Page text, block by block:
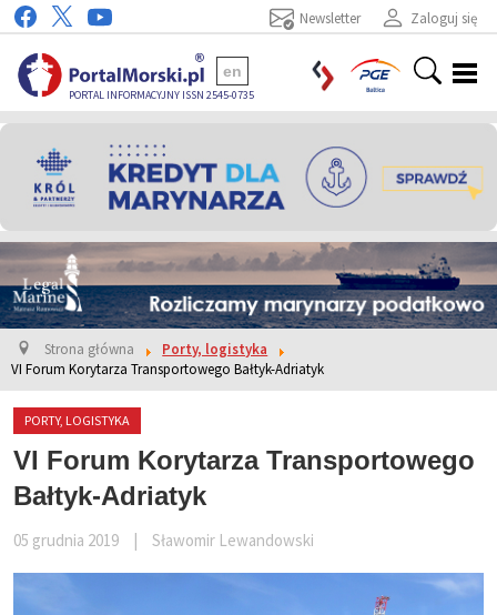
Zaloguj się
Newsletter
PORTAL INFORMACYJNY ISSN 2545-0735
en
Strona główna
Porty, logistyka
VI Forum Korytarza Transportowego Bałtyk-Adriatyk
PORTY, LOGISTYKA
VI Forum Korytarza Transportowego
Bałtyk-Adriatyk
05 grudnia 2019 Sławomir Lewandowski